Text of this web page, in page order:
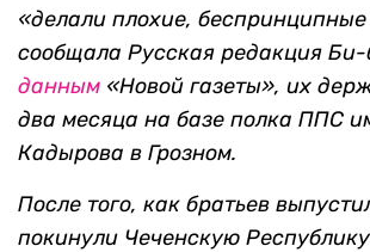
«делали плохие,
сообщала Русская редакция
данным «Новой газеты», их
два месяца на базе полка ППС
Кадырова в Грозном.
После того, как братьев
покинули Чеченскую